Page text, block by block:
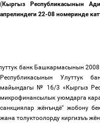
(Кыргыз Республикасынын
апрелиндеги 22-08 номеринде
банк Башкармасынын
Республикасынын Улуттук
майындагы №
16/3 «Кыргыз
микрофинансылык уюмдарга
санкциялар жёнъндё" жобону
жана толуктоолорду киргизъъ